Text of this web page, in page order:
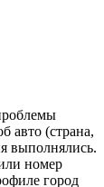
авто (страна,
выполнялись.
номер
город